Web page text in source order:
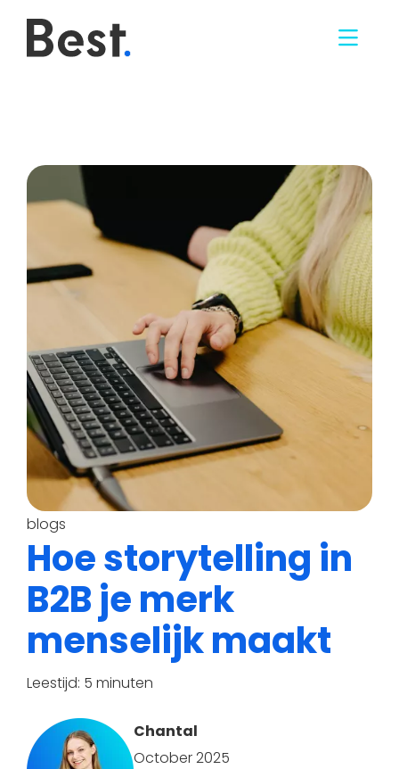
blogs
Hoe storytelling in
B2B je merk
menselijk maakt
Leestijd: 5 minuten
Chantal
October 2025